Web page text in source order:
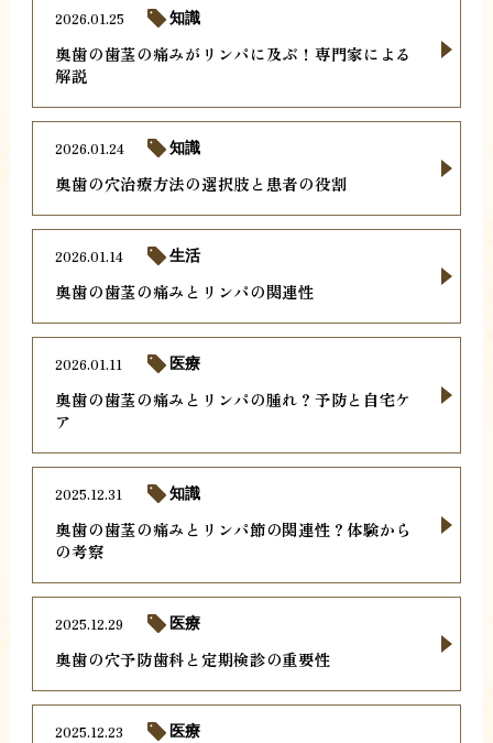
奥歯の歯茎の痛みがリンパに及ぶ！専門家による
解説
2026.01.25 知識
奥歯の穴治療方法の選択肢と患者の役割
2026.01.24 知識
奥歯の歯茎の痛みとリンパの関連性
2026.01.14 生活
奥歯の歯茎の痛みとリンパの腫れ？予防と自宅ケ
ア
2026.01.11 医療
奥歯の歯茎の痛みとリンパ節の関連性？体験から
の考察
2025.12.31 知識
奥歯の穴予防歯科と定期検診の重要性
2025.12.29 医療
2025.12.23 医療